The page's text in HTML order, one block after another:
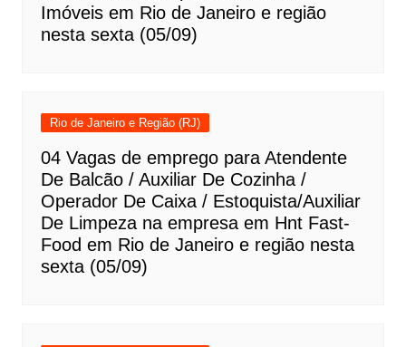
Imóveis em Rio de Janeiro e região
nesta sexta (05/09)
Rio de Janeiro e Região (RJ)
04 Vagas de emprego para Atendente
De Balcão / Auxiliar De Cozinha /
Operador De Caixa / Estoquista/Auxiliar
De Limpeza na empresa em Hnt Fast-
Food em Rio de Janeiro e região nesta
sexta (05/09)